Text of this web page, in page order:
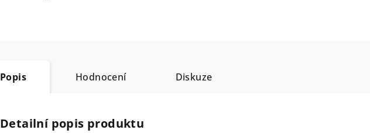
Popis Hodnocení Diskuze
Detailní popis produktu